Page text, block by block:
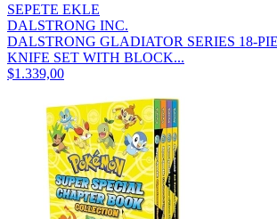
SEPETE EKLE
DALSTRONG INC.
DALSTRONG GLADIATOR SERIES 18-
KNIFE SET WITH BLOCK...
$1.339,00